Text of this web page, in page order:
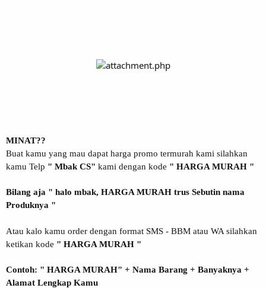
MINAT??
Buat kamu yang mau dapat harga promo termurah kami silahkan
kamu Telp " Mbak CS" kami dengan kode " HARGA MURAH "
Bilang aja " halo mbak, HARGA MURAH trus Sebutin nama
Produknya "
Atau kalo kamu order dengan format SMS - BBM atau WA silahkan
ketikan kode " HARGA MURAH "
Contoh: " HARGA MURAH" + Nama Barang + Banyaknya +
Alamat Lengkap Kamu